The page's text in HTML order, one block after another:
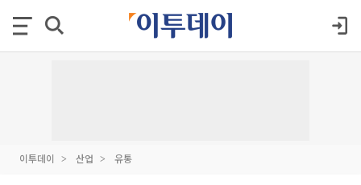
이투데이 산업 유통